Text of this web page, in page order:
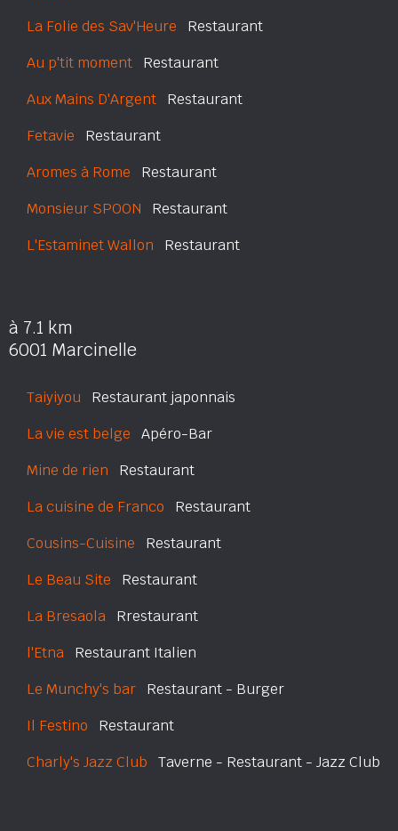
La Folie des Sav'Heure Restaurant
Au p'tit moment Restaurant
Aux Mains D'Argent Restaurant
Fetavie Restaurant
Aromes à Rome Restaurant
Monsieur SPOON Restaurant
L'Estaminet Wallon Restaurant
à 7.1 km
6001 Marcinelle
Taiyiyou Restaurant japonnais
La vie est belge Apéro-Bar
Mine de rien Restaurant
La cuisine de Franco Restaurant
Cousins-Cuisine Restaurant
Le Beau Site Restaurant
La Bresaola Rrestaurant
l'Etna Restaurant Italien
Le Munchy's bar Restaurant - Burger
Il Festino Restaurant
Charly's Jazz Club Taverne - Restaurant - Jazz Club